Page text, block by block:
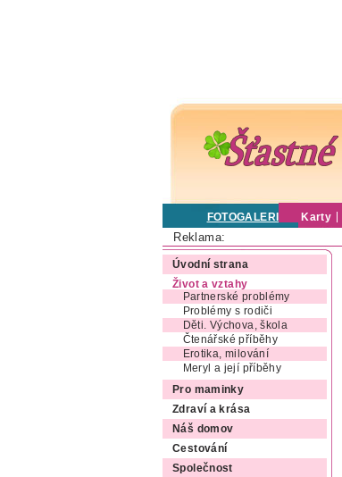
FOTOGALERIE Karty
Reklama:
Úvodní strana
Život a vztahy
Partnerské problémy
Problémy s rodiči
Děti. Výchova, škola
Čtenářské příběhy
Erotika, milování
Meryl a její příběhy
Pro maminky
Zdraví a krása
Náš domov
Cestování
Společnost